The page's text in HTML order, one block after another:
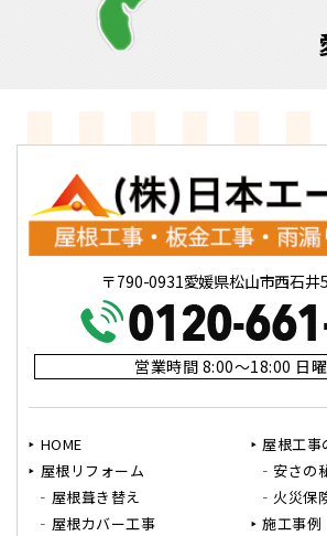
〒790-0931愛媛県松山市西石井
営業時間 8:00～18:00 日
HOME
屋根リフォーム
屋根葺き替え
屋根カバー工事
屋根工事
安さの
火災保
施工事例